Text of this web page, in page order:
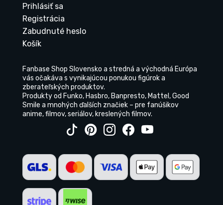
Prihlásiť sa
Registrácia
Zabudnuté heslo
Košík
Fanbase Shop Slovensko a stredná a východná Európa
vás očakáva s vynikajúcou ponukou figúrok a
zberateľských produktov.
Produkty od Funko, Hasbro, Banpresto, Mattel, Good
Smile a mnohých ďalších značiek – pre fanúšikov
anime, filmov, seriálov, kreslených filmov.